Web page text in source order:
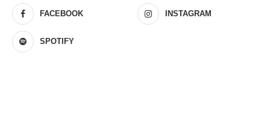
FACEBOOK INSTAGRAM
SPOTIFY